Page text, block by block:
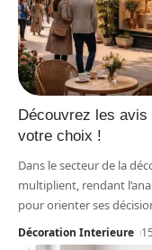
Découvrez les
votre choix !
Dans le secteur de la
multiplient, rendant
pour orienter ses
Décoration Interieure